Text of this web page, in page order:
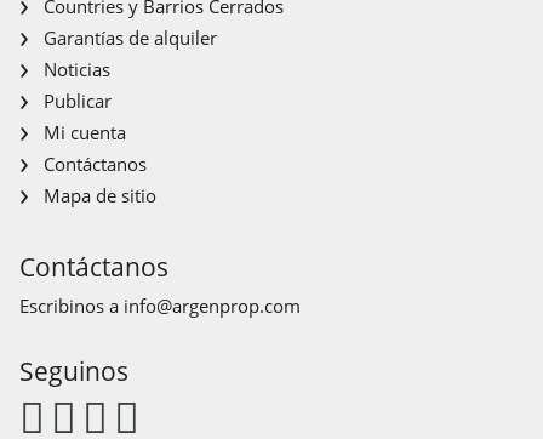
Countries y Barrios Cerrados
Garantías de alquiler
Noticias
Publicar
Mi cuenta
Contáctanos
Mapa de sitio
Contáctanos
Escribinos a info@argenprop.com
Seguinos